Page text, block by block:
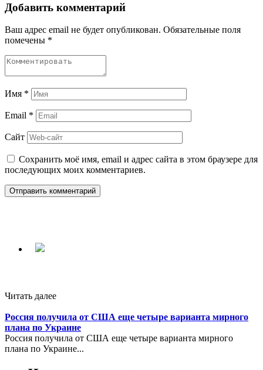
Добавить комментарий
Ваш адрес email не будет опубликован. Обязательные поля
помечены *
Имя *
Email *
Сайт
Сохранить моё имя, email и адрес сайта в этом браузере для
последующих моих комментариев.
Читать далее
Россия получила от США еще четыре варианта мирного
плана по Украине
Россия получила от США еще четыре варианта мирного
плана по Украине...